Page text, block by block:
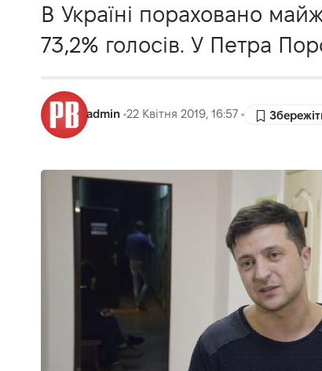
В Україні пораховано
73,2% голосів. У Петра
admin 22 Квітня 2019, 16:57